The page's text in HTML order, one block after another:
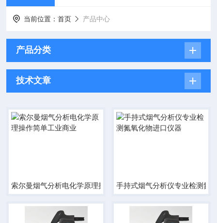
当前位置：首页 产品中心
产品分类
技术文章
索尔曼烟气分析电化学原理操作简单工业商业手持式烟气分析仪专业检测氮